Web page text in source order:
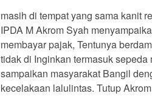
masih di tempat yang sama kanit
IPDA M Akrom Syah
membayar pajak, Tentunya
tidak di Inginkan termasuk
sampaikan masyarakat Bangil
kecelakaan lalulintas. Tutup